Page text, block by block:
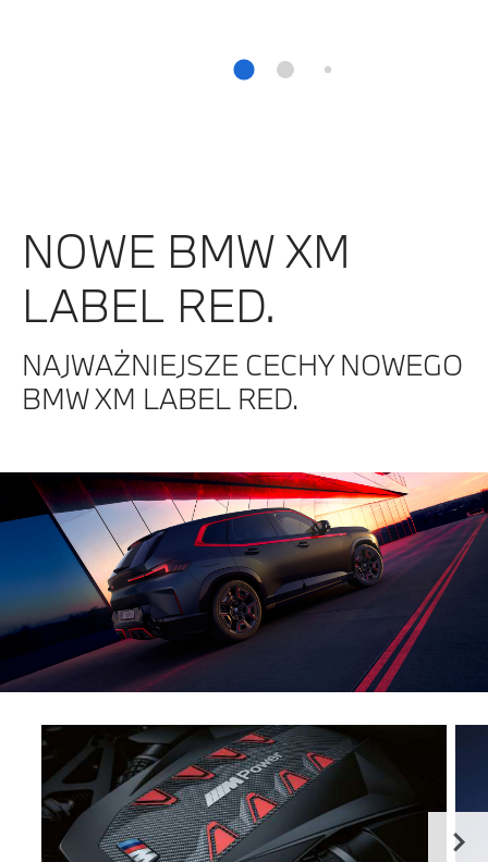
NOWE BMW XM
LABEL RED.
NAJWAŻNIEJSZE CECHY NOWEGO
BMW XM LABEL RED.